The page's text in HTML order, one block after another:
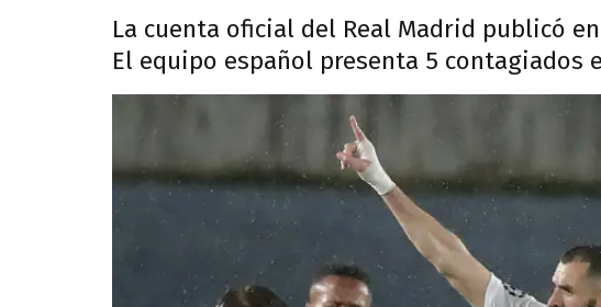
La cuenta oficial del Real Madrid publicó
El equipo español presenta 5 contagiados